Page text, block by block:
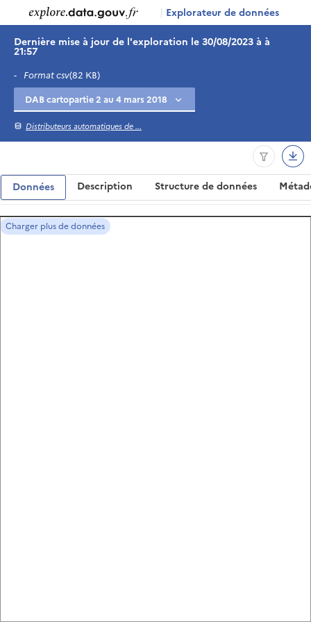
| Explorateur de données
Dernière mise à jour de l'exploration le 30/08/2023 à à
21:57
- Format csv(82 KB)
Distributeurs automatiques de ...
Données Description Structure de données
Charger plus de données